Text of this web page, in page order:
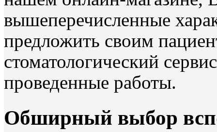
вышеперечисленные
предложить своим
стоматологический
проведенные работы.
Обширный выбор